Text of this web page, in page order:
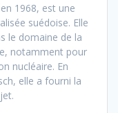
1968, est une
suédoise. Elle
le domaine de la
notamment pour
nucléaire. En
elle a fourni la